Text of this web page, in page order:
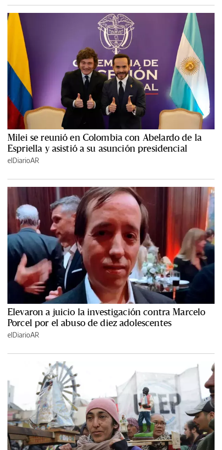
Milei se reunió en Colombia con Abelardo de la
Espriella y asistió a su asunción presidencial
elDiarioAR
Elevaron a juicio la investigación contra Marcelo
Porcel por el abuso de diez adolescentes
elDiarioAR